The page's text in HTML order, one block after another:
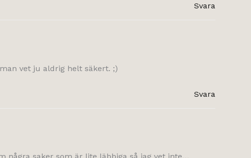
Svara
vet ju aldrig helt säkert. ;)
Svara